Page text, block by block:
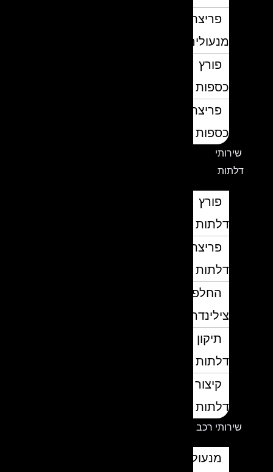
פריצת
מנעולים
פורץ
כספות
פריצת
כספות
שירותי
דלתות
פורץ
דלתות
פריצת
דלתות
החלפת
צילינדרים
תיקון
דלתות
קיצור
דלתות
שירותי רכב
מנעולן